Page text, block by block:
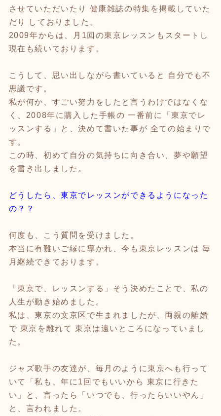
させていただいたり 健康雑誌の特集を掲載していた
だり しておりました。
2009年からは、月1回の東京レッスンもスタートし
現在も続いております。
こうして、思い出しながら書いていると 自分でも不
思議です。
私が何か、すごい努力をしたと言うわけではなくな
く、2008年に購入した手帳の 一番前に「東京でレ
ッスンする」と、決めて書いた事が 全ての始まりで
す。
この時、初めて自分の気持ちに向き合い、夢や願望
を書き出しました。
どうしたら、東京でレッスンができるようになった
の？？
何度も、こう質問を受けました。
本当に有難いご縁に導かれ、今も東京レッスンは 毎
月継続できております。
「東京で、レッスンする」そう決めたことで、私の
人生が動き始めました。
私は、東京の文京区で生まれましたが、両親の離婚
で 東京を離れて 東京は遠いところになっていまし
た。
ジャズ歌手の友達が、毎月のように東京へも行って
いて「私も、年に1回でもいいから 東京に行きた
い」と、言ったら「いつでも、行ったらいいやん」
と、言われました。